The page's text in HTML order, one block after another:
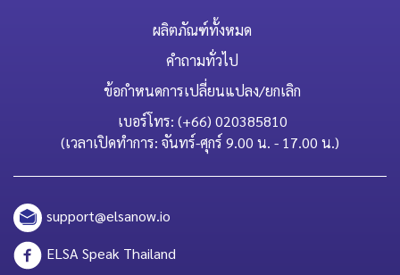
ผลิตภัณฑ์ทั้งหมด
คำถามทั่วไป
ข้อกำหนดการเปลี่ยนแปลง/ยกเลิก
เบอร์โทร: (+66) 020385810
(เวลาเปิดทำการ: จันทร์-ศุกร์ 9.00 น. - 17.00 น.)
support@elsanow.io
ELSA Speak Thailand